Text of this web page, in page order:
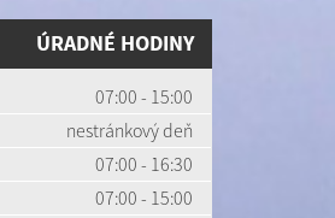
ÚRADNÉ HODINY
07:00 - 15:00
nestránkový deň
07:00 - 16:30
07:00 - 15:00